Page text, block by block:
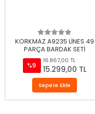
KORKMAZ A9235 LİNES 49
PARÇA BARDAK SETİ
%9
16.867,00 TL
15.299,00 TL
Sepete Ekle